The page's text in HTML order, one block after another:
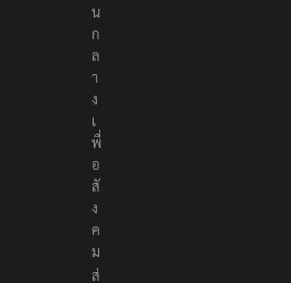
ป็
น
ก
ล
า
ง
เ
พื่
อ
สั
ง
ค
ม